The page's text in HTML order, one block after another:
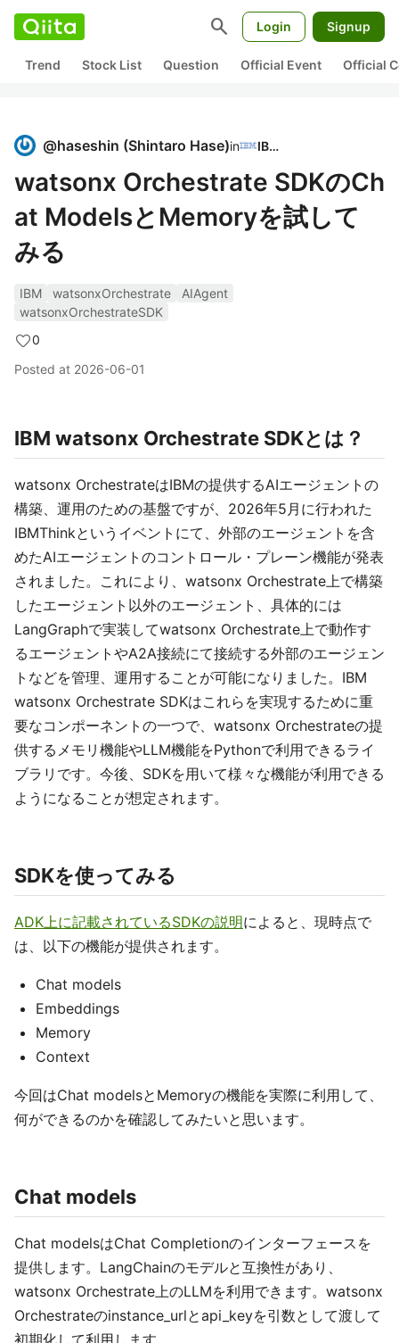
search Login Signup
Trend Stock List Question Official Event Official
@haseshin (Shintaro Hase)in IBM
watsonx Orchestrate SDKのCh
at ModelsとMemoryを試して
みる
IBM watsonxOrchestrate
AIAgent
watsonxOrchestrateSDK
0
Posted at 2026-06-01
IBM watsonx Orchestrate SDKとは？
watsonx OrchestrateはIBMの提供するAIエージェントの
構築、運用のための基盤ですが、2026年5月に行われた
IBMThinkというイベントにて、外部のエージェントを含
めたAIエージェントのコントロール・プレーン機能が発表
されました。これにより、watsonx Orchestrate上で構築
したエージェント以外のエージェント、具体的には
LangGraphで実装してwatsonx Orchestrate上で動作す
るエージェントやA2A接続にて接続する外部のエージェン
トなどを管理、運用することが可能になりました。IBM
watsonx Orchestrate SDKはこれらを実現するために重
要なコンポーネントの一つで、watsonx Orchestrateの提
供するメモリ機能やLLM機能をPythonで利用できるライ
ブラリです。今後、SDKを用いて様々な機能が利用できる
ようになることが想定されます。
SDKを使ってみる
ADK上に記載されているSDKの説明によると、現時点で
は、以下の機能が提供されます。
Chat models
Embeddings
Memory
Context
今回はChat modelsとMemoryの機能を実際に利用して、
何ができるのかを確認してみたいと思います。
Chat models
Chat modelsはChat Completionのインターフェースを
提供します。LangChainのモデルと互換性があり、
watsonx Orchestrate上のLLMを利用できます。watsonx
Orchestrateのinstance_urlとapi_keyを引数として渡して
初期化して利用します。